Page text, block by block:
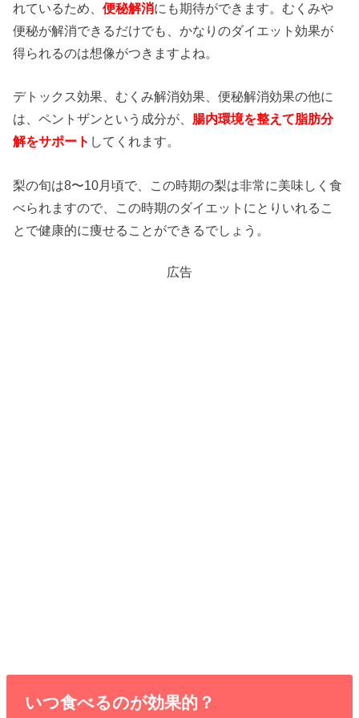
れているため、便秘解消にも期待ができます。むくみや
便秘が解消できるだけでも、かなりのダイエット効果が
得られるのは想像がつきますよね。
デトックス効果、むくみ解消効果、便秘解消効果の他に
は、ペントザンという成分が、 腸内環境を整えて脂肪分
解をサポート してくれます。
梨の旬は8〜10月頃で、この時期の梨は非常に美味しく食
べられますので、この時期のダイエットにとりいれるこ
とで健康的に痩せることができるでしょう。
広告
いつ食べるのが効果的？